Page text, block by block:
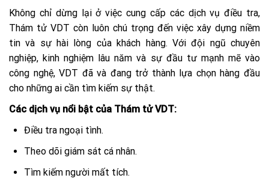
Không chỉ dừng lại ở việc cung cấp các dịch vụ điều tra,
Thám tử VDT còn luôn chú trọng đến việc xây dựng niềm
tin và sự hài lòng của khách hàng. Với đội ngũ chuyên
nghiệp, kinh nghiệm lâu năm và sự đầu tư mạnh mẽ vào
công nghệ, VDT đã và đang trở thành lựa chọn hàng đầu
cho những ai cần tìm kiếm sự thật.
Các dịch vụ nổi bật của Thám tử VDT:
Điều tra ngoại tình.
Theo dõi giám sát cá nhân.
Tìm kiếm người mất tích.